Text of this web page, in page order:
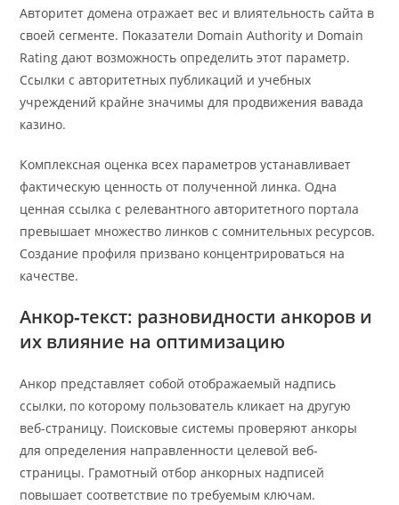
Авторитет домена отражает вес и влиятельность сайта в
своей сегменте. Показатели Domain Authority и Domain
Rating дают возможность определить этот параметр.
Ссылки с авторитетных публикаций и учебных
учреждений крайне значимы для продвижения вавада
казино.
Комплексная оценка всех параметров устанавливает
фактическую ценность от полученной линка. Одна
ценная ссылка с релевантного авторитетного портала
превышает множество линков с сомнительных ресурсов.
Создание профиля призвано концентрироваться на
качестве.
Анкор‑текст: разновидности анкоров и
их влияние на оптимизацию
Анкор представляет собой отображаемый надпись
ссылки, по которому пользователь кликает на другую
веб-страницу. Поисковые системы проверяют анкоры
для определения направленности целевой веб-
страницы. Грамотный отбор анкорных надписей
повышает соответствие по требуемым ключам.